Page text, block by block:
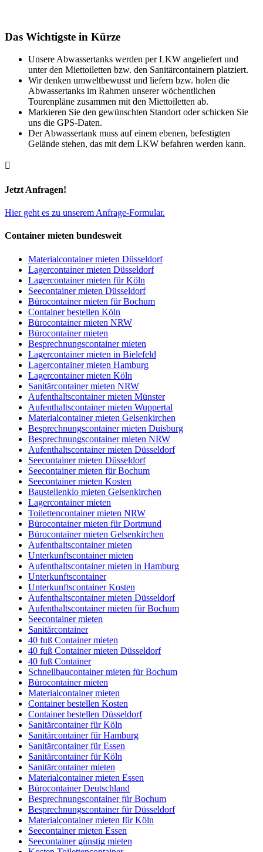
Das Wichtigste in Kürze
Unsere Abwassertanks werden per LKW angeliefert und
unter den Miettoiletten bzw. den Sanitärcontainern platziert.
Wir denken umweltbewusst und liefern bzw. holen die
Abwassertanks im Rahmen unserer wöchentlichen
Tourenpläne zusammen mit den Miettoiletten ab.
Markieren Sie den gewünschten Standort oder schicken Sie
uns die GPS-Daten.
Der Abwassertank muss auf einem ebenen, befestigten
Gelände stehen, das mit dem LKW befahren werden kann.

Jetzt Anfragen!
Hier geht es zu unserem Anfrage-Formular.
Container mieten bundesweit
Materialcontainer mieten Düsseldorf
Lagercontainer mieten Düsseldorf
Lagercontainer mieten für Köln
Seecontainer mieten Düsseldorf
Bürocontainer mieten für Bochum
Container bestellen Köln
Bürocontainer mieten NRW
Bürocontainer mieten
Besprechnungscontainer mieten
Lagercontainer mieten in Bielefeld
Lagercontainer mieten Hamburg
Lagercontainer mieten Köln
Sanitärcontainer mieten NRW
Aufenthaltscontainer mieten Münster
Aufenthaltscontainer mieten Wuppertal
Materialcontainer mieten Gelsenkirchen
Besprechnungscontainer mieten Duisburg
Besprechnungscontainer mieten NRW
Aufenthaltscontainer mieten Düsseldorf
Seecontainer mieten Düsseldorf
Seecontainer mieten für Bochum
Seecontainer mieten Kosten
Baustellenklo mieten Gelsenkirchen
Lagercontainer mieten
Toilettencontainer mieten NRW
Bürocontainer mieten für Dortmund
Bürocontainer mieten Gelsenkirchen
Aufenthaltscontainer mieten
Unterkunftscontainer mieten
Aufenthaltscontainer mieten in Hamburg
Unterkunftscontainer
Unterkunftscontainer Kosten
Aufenthaltscontainer mieten Düsseldorf
Aufenthaltscontainer mieten für Bochum
Seecontainer mieten
Sanitärcontainer
40 fuß Container mieten
40 fuß Container mieten Düsseldorf
40 fuß Container
Schnellbaucontainer mieten für Bochum
Bürocontainer mieten
Materialcontainer mieten
Container bestellen Kosten
Container bestellen Düsseldorf
Sanitärcontainer für Köln
Sanitärcontainer für Hamburg
Sanitärcontainer für Essen
Sanitärcontainer für Köln
Sanitärcontainer mieten
Materialcontainer mieten Essen
Bürocontainer Deutschland
Besprechnungscontainer für Bochum
Besprechnungscontainer für Düsseldorf
Materialcontainer mieten für Köln
Seecontainer mieten Essen
Seecontainer günstig mieten